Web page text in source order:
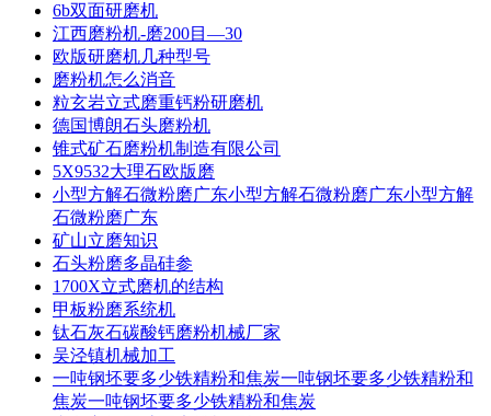
6b双面研磨机
江西磨粉机-磨200目—30
欧版研磨机几种型号
磨粉机怎么消音
粒玄岩立式磨重钙粉研磨机
德国博朗石头磨粉机
锥式矿石磨粉机制造有限公司
5X9532大理石欧版磨
小型方解石微粉磨广东小型方解石微粉磨广东小型方解
石微粉磨广东
矿山立磨知识
石头粉磨多晶硅参
1700X立式磨机的结构
甲板粉磨系统机
钛石灰石碳酸钙磨粉机械厂家
吴泾镇机械加工
一吨钢坯要多少铁精粉和焦炭一吨钢坯要多少铁精粉和
焦炭一吨钢坯要多少铁精粉和焦炭